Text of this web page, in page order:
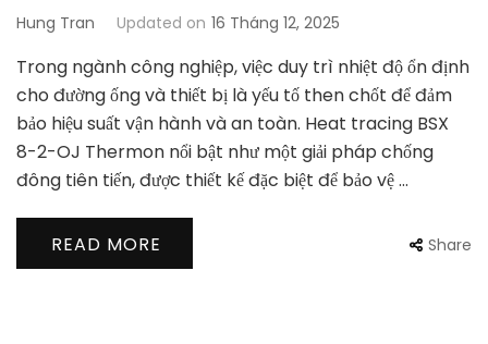
Hung Tran Updated on 16 Tháng 12, 2025
Trong ngành công nghiệp, việc duy trì nhiệt độ ổn định
cho đường ống và thiết bị là yếu tố then chốt để đảm
bảo hiệu suất vận hành và an toàn. Heat tracing BSX
8-2-OJ Thermon nổi bật như một giải pháp chống
đông tiên tiến, được thiết kế đặc biệt để bảo vệ …
READ MORE Share